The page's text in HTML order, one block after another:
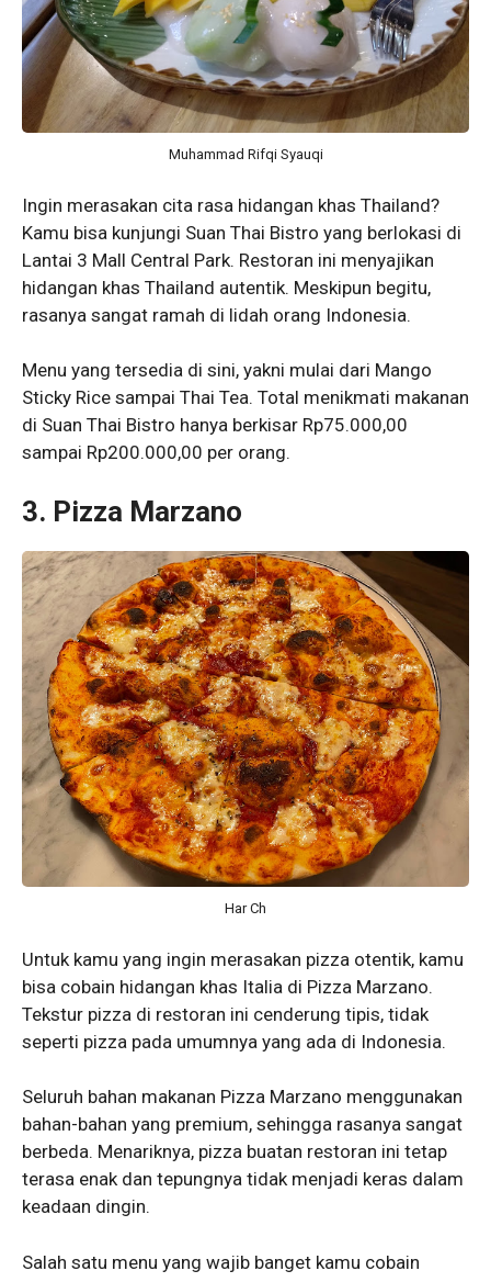
Muhammad Rifqi Syauqi
Ingin merasakan cita rasa hidangan khas Thailand?
Kamu bisa kunjungi Suan Thai Bistro yang berlokasi di
Lantai 3 Mall Central Park. Restoran ini menyajikan
hidangan khas Thailand autentik. Meskipun begitu,
rasanya sangat ramah di lidah orang Indonesia.
Menu yang tersedia di sini, yakni mulai dari Mango
Sticky Rice sampai Thai Tea. Total menikmati makanan
di Suan Thai Bistro hanya berkisar Rp75.000,00
sampai Rp200.000,00 per orang.
3. Pizza Marzano
Har Ch
Untuk kamu yang ingin merasakan pizza otentik, kamu
bisa cobain hidangan khas Italia di Pizza Marzano.
Tekstur pizza di restoran ini cenderung tipis, tidak
seperti pizza pada umumnya yang ada di Indonesia.
Seluruh bahan makanan Pizza Marzano menggunakan
bahan-bahan yang premium, sehingga rasanya sangat
berbeda. Menariknya, pizza buatan restoran ini tetap
terasa enak dan tepungnya tidak menjadi keras dalam
keadaan dingin.
Salah satu menu yang wajib banget kamu cobain